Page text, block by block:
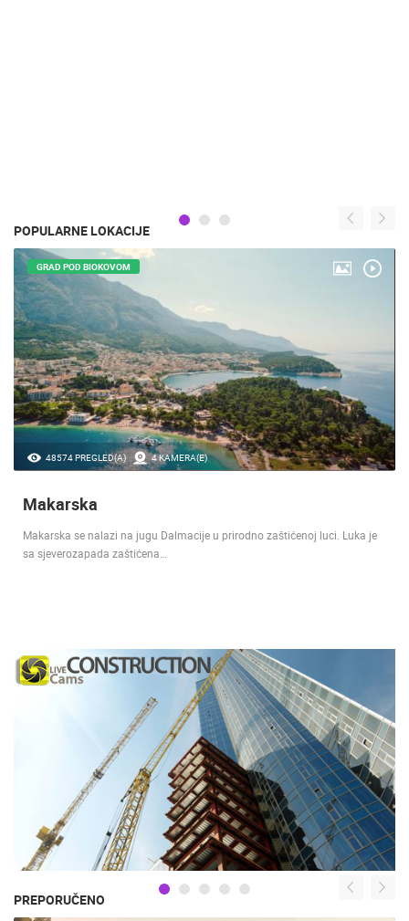
POPULARNE LOKACIJE
48574 PREGLED(A) 4 KAMERA(E)
GRAD POD BIOKOVOM
Makarska
Makarska se nalazi na jugu Dalmacije u prirodno zaštićenoj luci. Luka je
sa sjeverozapada zaštićena…
PREPORUČENO